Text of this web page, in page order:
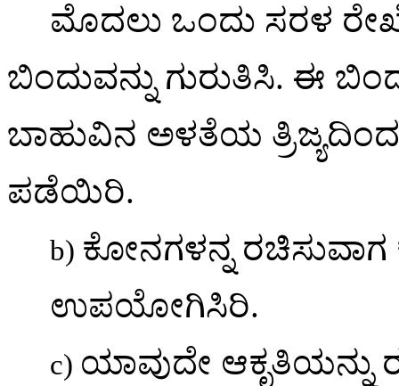
ಮೊದಲು ಒಂದು ಸರಳ
ಬಿಂದುವನ್ನು ಗುರುತಿಸಿ. ಈ
ಬಾಹುವಿನ ಅಳತೆಯ ತ್ರಿಜ್ಯದಿಂದ
ಪಡೆಯಿರಿ.
b) ಕೋನಗಳನ್ನ ರಚಿಸುವಾಗ
ಉಪಯೋಗಿಸಿರಿ.
c) ಯಾವುದೇ ಆಕೃತಿಯನ್ನು